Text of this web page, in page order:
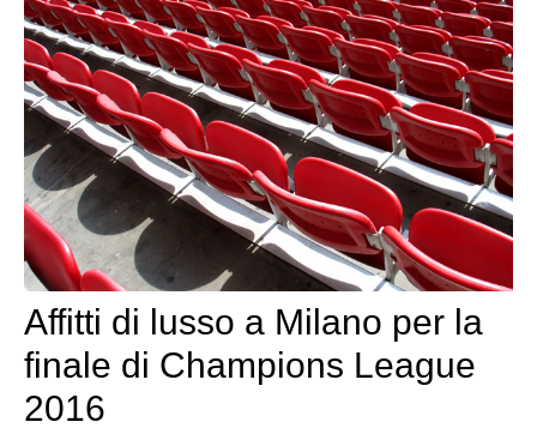
Affitti di lusso a Milano per la
finale di Champions League
2016